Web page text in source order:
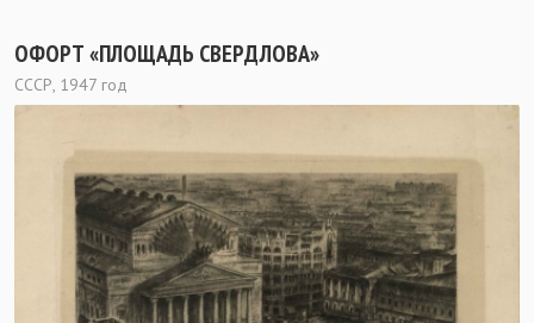
ОФОРТ «ПЛОЩАДЬ СВЕРДЛОВА»
СССР, 1947 год